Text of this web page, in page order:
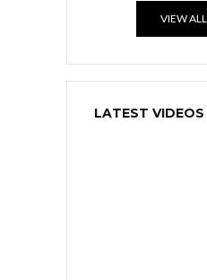
VIEW
LATEST VIDEOS